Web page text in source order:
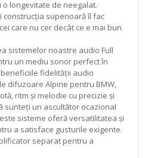
longevitate de neegalat.
construcția superioară îl fac
care nu cer decât ce e mai bun
sistemelor noastre audio Full
un mediu sonor perfect în
fidelității audio
difuzoare Alpine pentru BMW,
ritm și melodie cu precizie și
sunteți un ascultător ocazional
sisteme oferă versatilitatea și
a satisface gusturile exigente.
separat pentru a